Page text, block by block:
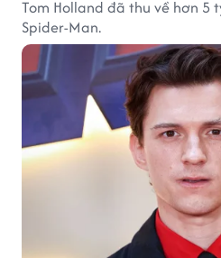
Tom Holland đã thu về hơn 5
Spider-Man.